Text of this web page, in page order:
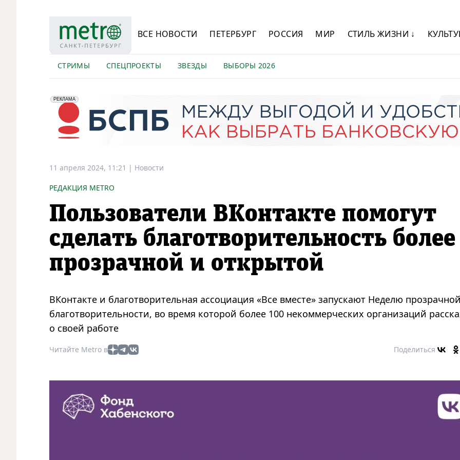
ВСЕ НОВОСТИ ПЕТЕРБУРГ РОССИЯ МИР СТИЛЬ ЖИЗНИ ↓
СТРИМЫ СПЕЦПРОЕКТЫ ЗВЕЗДЫ ВЫБОРЫ 2026
erid: 2VfnxyFybV5
РЕКЛАМА
ПАО "Банк "Санкт-Петербург", ИНН: 7831000027
11 апреля 2024, 11:21 | Новости
РЕДАКЦИЯ METRO
Пользователи ВКонтакте помогут
сделать благотворительность более
прозрачной и открытой
ВКонтакте и благотворительная ассоциация «Все вместе» запускают Неделю
благотворительности, во время которой более 100 некоммерческих организаций
о своей работе
Читайте Metro в Поделиться